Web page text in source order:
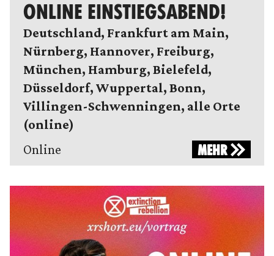
ONLINE EINSTIEGSABEND!
Deutschland, Frankfurt am Main,
Nürnberg, Hannover, Freiburg,
München, Hamburg, Bielefeld,
Düsseldorf, Wuppertal, Bonn,
Villingen-Schwenningen, alle Orte
(online)
MEHR
Online